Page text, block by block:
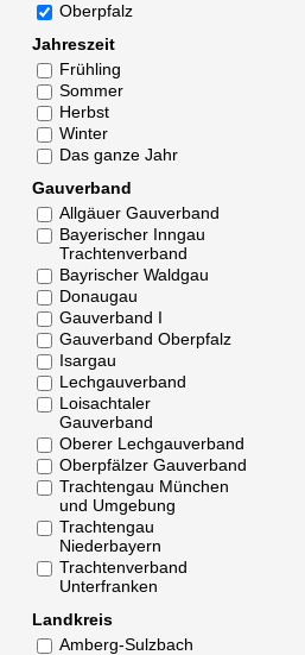
Oberpfalz
Jahreszeit
Frühling
Sommer
Herbst
Winter
Das ganze Jahr
Gauverband
Allgäuer Gauverband
Bayerischer Inngau
Trachtenverband
Bayrischer Waldgau
Donaugau
Gauverband I
Gauverband Oberpfalz
Isargau
Lechgauverband
Loisachtaler
Gauverband
Oberer Lechgauverband
Oberpfälzer Gauverband
Trachtengau München
und Umgebung
Trachtengau
Niederbayern
Trachtenverband
Unterfranken
Landkreis
Amberg-Sulzbach